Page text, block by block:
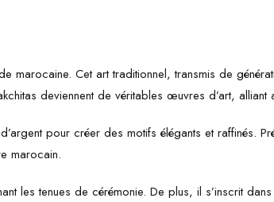
marocaine. Cet art traditionnel, transmis de
deviennent de véritables œuvres d’art,
pour créer des motifs élégants et raffinés.
marocain.
les tenues de cérémonie. De plus, il s’inscrit